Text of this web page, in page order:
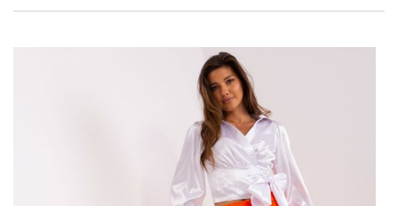
Ubrania w grochy, kropki i groszki są popularne od lat 60. XX
subtelne, kobiece i pełne szyku. Najczęściej sukienki z tym
zdobieniem były tworzone w taki sposób, aby były lekkie i
zwiewne. Dlatego wykonywane je z …